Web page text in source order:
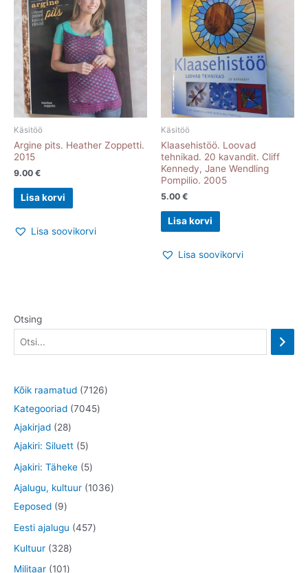
Käsitöö
Argine pits. Heather Zoppetti.
2015
9.00 €
Lisa korvi
Lisa soovikorvi
Käsitöö
Klaasehistöö. Loovad
tehnikad. 20 kavandit. Cliff
Kennedy, Jane Wendling
Pompilio. 2005
5.00 €
Lisa korvi
Lisa soovikorvi
Otsing
Kõik raamatud 71267
o
Kategooriad 70457
t
Ajakirjad 282
8
t
t
Ajakiri: Siluett 55
t
o
Ajakiri: Täheke 55
t
o
Ajalugu, kultuur 10361
Eeposed 99
t
o
Eesti ajalugu 4574
Kultuur 3283
2
Militaar 1011